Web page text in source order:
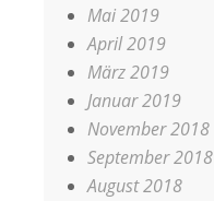
Mai 2019
April 2019
März 2019
Januar 2019
November 2018
September 2018
August 2018